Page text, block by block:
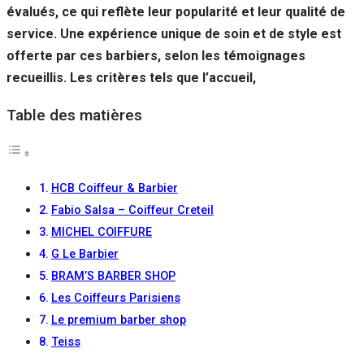
évalués, ce qui reflète leur popularité et leur qualité de
service. Une expérience unique de soin et de style est
offerte par ces barbiers, selon les témoignages
recueillis. Les critères tels que l’accueil,
Table des matières
HCB Coiffeur & Barbier
Fabio Salsa – Coiffeur Creteil
MICHEL COIFFURE
G Le Barbier
BRAM’S BARBER SHOP
Les Coiffeurs Parisiens
Le premium barber shop
Teiss
disparaîtront
du site Web.
Marketing
votre intérêt et
votre
lorsque vous
site, vous
augmentez les
chances de
voir du
contenu et des
offres
personnalisés.